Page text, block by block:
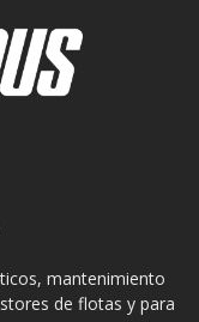
mantenimiento
de flotas y para